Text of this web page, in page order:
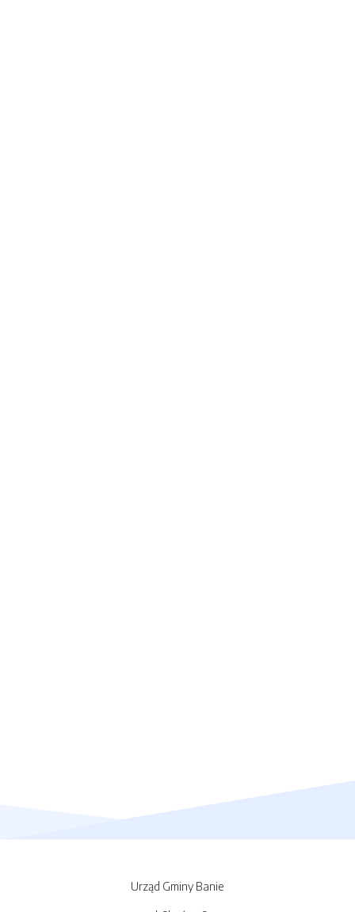
Urząd Gminy Banie